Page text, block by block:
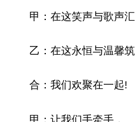
甲：在这笑声与歌声
乙：在这永恒与温馨
合：我们欢聚在一起!
甲：让我们手牵手，